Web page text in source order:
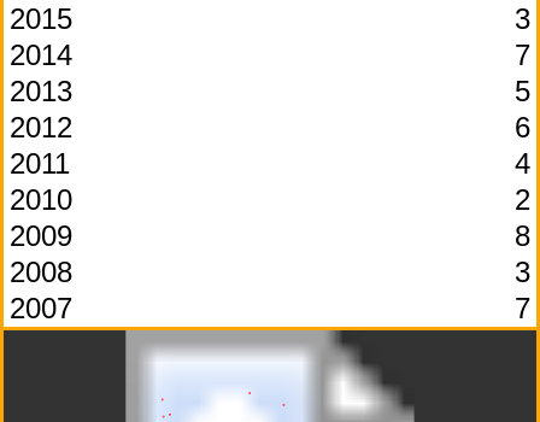
2015
3
2014
7
2013
5
2012
6
2011
4
2010
2
2009
8
2008
3
2007
7